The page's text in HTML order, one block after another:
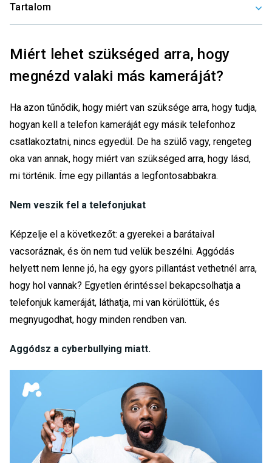
Tartalom
Miért lehet szükséged arra, hogy
megnézd valaki más kameráját?
Ha azon tűnődik, hogy miért van szüksége arra, hogy tudja,
hogyan kell a telefon kameráját egy másik telefonhoz
csatlakoztatni, nincs egyedül. De ha szülő vagy, rengeteg
oka van annak, hogy miért van szükséged arra, hogy lásd,
mi történik. Íme egy pillantás a legfontosabbakra.
Nem veszik fel a telefonjukat
Képzelje el a következőt: a gyerekei a barátaival
vacsoráznak, és ön nem tud velük beszélni. Aggódás
helyett nem lenne jó, ha egy gyors pillantást vethetnél arra,
hogy hol vannak? Egyetlen érintéssel bekapcsolhatja a
telefonjuk kameráját, láthatja, mi van körülöttük, és
megnyugodhat, hogy minden rendben van.
Aggódsz a cyberbullying miatt.